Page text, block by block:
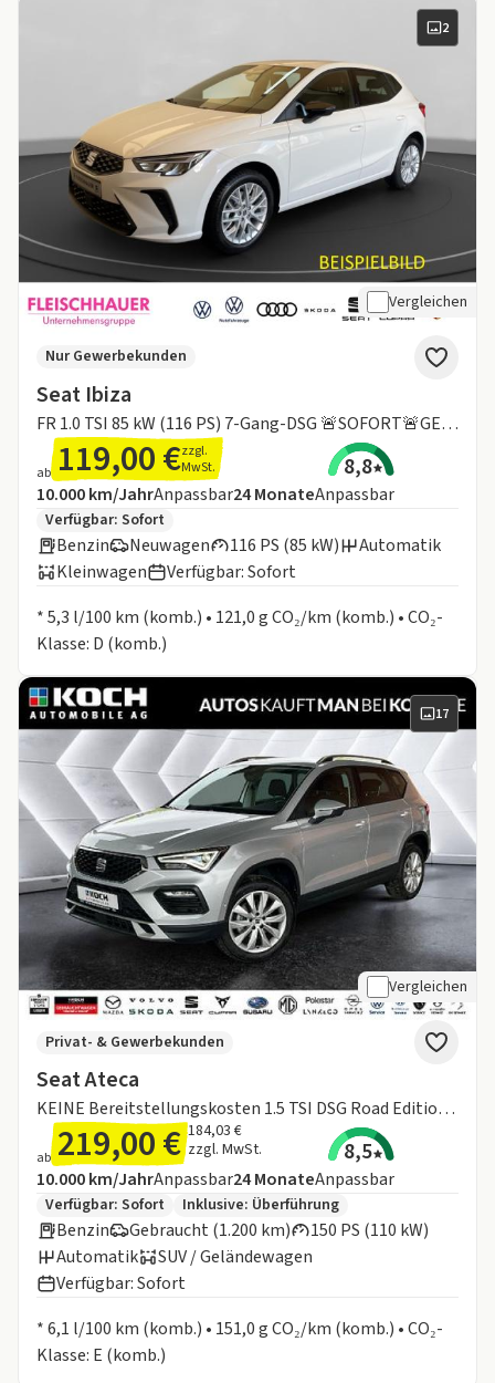
2
Vergleichen
Seat Ibiza
FR 1.0 TSI 85 kW (116 PS) 7-Gang-DSG 🚨SOFORT🚨GEWERBE🚨MEGADEAL🚨
Nur Gewerbekunden
ab 119,00 €zzgl.
MwSt.
8,8
Angebotsdetails:
Inklusive Laufleistung
10.000 km/JahrAnpassbarLaufzeit
24MonateAnpassbar
Zusätzliche Fahrzeuginformationen:
Verfügbar: Sofort
Benzin Neuwagen 116 PS (85 kW)
Automatik
Kleinwagen
Verfügbar: Sofort
* 5,3 l/100 km (komb.) • 121,0 g CO₂/km (komb.) • CO₂-
Klasse: D (komb.)
17
Vergleichen
Seat Ateca
KEINE Bereitstellungskosten 1.5 TSI DSG Road Edition Allwetterreifen ACC PDC V+H NAVI LE
Privat- & Gewerbekunden
ab 219,00 € 184,03 €
zzgl. MwSt.
8,5
Angebotsdetails:
Inklusive Laufleistung
10.000 km/JahrAnpassbarLaufzeit
24MonateAnpassbar
Zusätzliche Fahrzeuginformationen:
Verfügbar: Sofort Inklusive: Überführung
Benzin Gebraucht (1.200 km)
150 PS (110 kW)
Automatik
SUV / Geländewagen
Verfügbar: Sofort
* 6,1 l/100 km (komb.) • 151,0 g CO₂/km (komb.) • CO₂-
Klasse: E (komb.)